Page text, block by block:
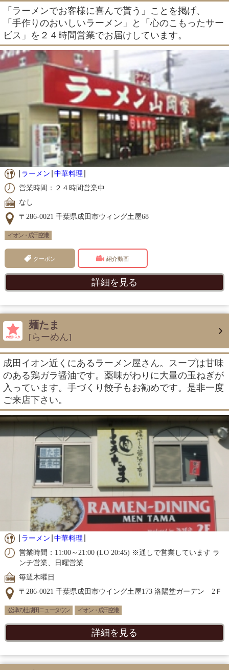
「ラーメンでお客様に喜んで貰う」ことを掲げ、
「手作りのおいしいラーメン」と「心のこもったサー
ビス」を２４時間営業でお届けしています。
ラーメン 中華料理
営業時間：２４時間営業中
なし
〒286-0021 千葉県成田市ウィング土屋68
イオン・成田空港
クーポン 紹介動画
詳細を見る
麺たま
[らーめん]
成田イオン近くにあるラーメン屋さん。スープは甘味
のある鶏ガラ醤油です。薬味がわりに大量の玉ねぎが
入っています。手づくり餃子もお勧めです。是非一度
ご来店下さい。
ラーメン 中華料理
営業時間：11:00～21:00 (LO 20:45) ※通しで営業しています ラ
ンチ営業、日曜営業
毎週木曜日
〒286-0021 千葉県成田市ウイング土屋173 洛陽堂ガーデン 2Ｆ
公津の杜 成田ニュータウン イオン・成田空港
詳細を見る